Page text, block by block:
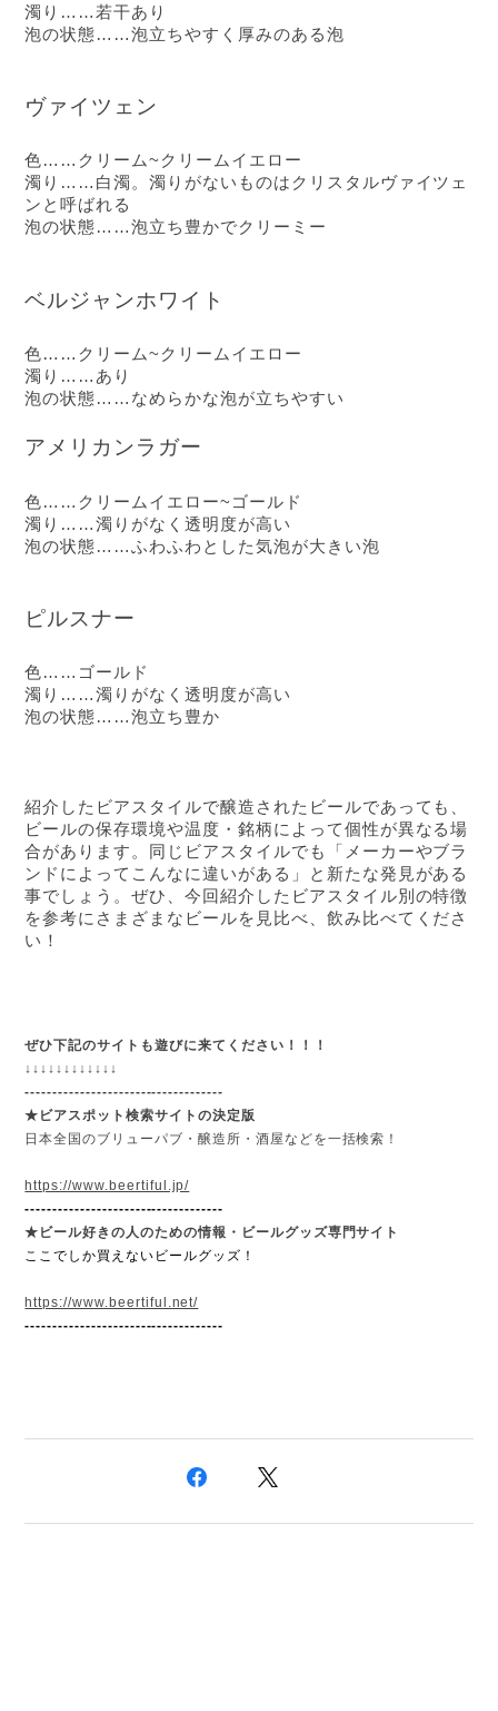
濁り……若干あり
泡の状態……泡立ちやすく厚みのある泡
ヴァイツェン
色……クリーム~クリームイエロー
濁り……白濁。濁りがないものはクリスタルヴァイツェ
ンと呼ばれる
泡の状態……泡立ち豊かでクリーミー
ベルジャンホワイト
色……クリーム~クリームイエロー
濁り……あり
泡の状態……なめらかな泡が立ちやすい
アメリカンラガー
色……クリームイエロー~ゴールド
濁り……濁りがなく透明度が高い
泡の状態……ふわふわとした気泡が大きい泡
ピルスナー
色……ゴールド
濁り……濁りがなく透明度が高い
泡の状態……泡立ち豊か
紹介したビアスタイルで醸造されたビールであっても、
ビールの保存環境や温度・銘柄によって個性が異なる場
合があります。同じビアスタイルでも「メーカーやブラ
ンドによってこんなに違いがある」と新たな発見がある
事でしょう。ぜひ、今回紹介したビアスタイル別の特徴
を参考にさまざまなビールを見比べ、飲み比べてくださ
い！
ぜひ下記のサイトも遊びに来てください！！！
↓ ↓ ↓ ↓ ↓ ↓ ↓ ↓ ↓ ↓ ↓ ↓
------------------------------------
★ビアスポット検索サイトの決定版
日本全国のブリューパブ・醸造所・酒屋などを一括検索！
https://www.beertiful.jp/
------------------------------------
★ ビール好きの人のための情報・ビールグッズ専門サイト
ここでしか買えないビールグッズ！
https://www.beertiful.net/
------------------------------------